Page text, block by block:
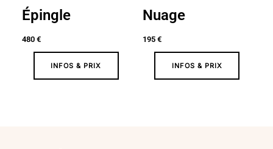
Épingle
480 €
INFOS & PRIX
Nuage
195 €
INFOS & PRIX